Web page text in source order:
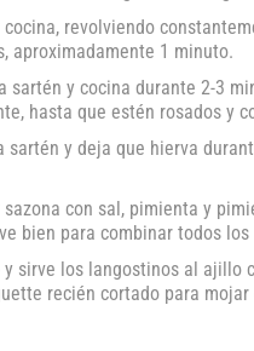
revolviendo
aproximadamente 1 minuto.
sartén y cocina durante 2-3
hasta que estén rosados y
y deja que hierva
con sal, pimienta y
bien para combinar todos
sirve los langostinos al ajillo
recién cortado para